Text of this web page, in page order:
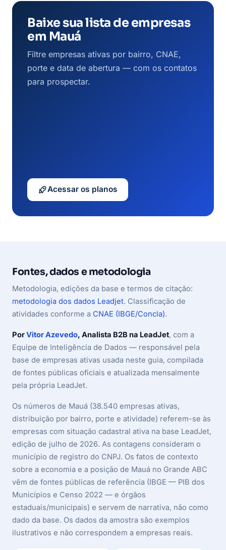
Baixe sua lista de empresas
em Mauá
Filtre empresas ativas por bairro, CNAE,
porte e data de abertura — com os contatos
para prospectar.
Acessar os planos
Fontes, dados e metodologia
Metodologia, edições da base e termos de citação:
metodologia dos dados Leadjet. Classificação de
atividades conforme a CNAE (IBGE/Concla).
PorVitor Azevedo, Analista B2B na LeadJet, com a
Equipe de Inteligência de Dados — responsável pela
base de empresas ativas usada neste guia, compilada
de fontes públicas oficiais e atualizada mensalmente
pela própria LeadJet.
Os números de Mauá (38.540 empresas ativas,
distribuição por bairro, porte e atividade) referem-se às
empresas com situação cadastral ativa na base LeadJet,
edição de julho de 2026. As contagens consideram o
município de registro do CNPJ. Os fatos de contexto
sobre a economia e a posição de Mauá no Grande ABC
vêm de fontes públicas de referência (IBGE — PIB dos
Municípios e Censo 2022 — e órgãos
estaduais/municipais) e servem de narrativa, não como
dado da base. Os dados da amostra são exemplos
ilustrativos e não correspondem a empresas reais.